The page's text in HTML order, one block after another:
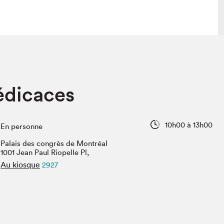
Vidéos et balados
En personne
10h00 à 13h00
Palais des congrès de Montréal
1001 Jean Paul Riopelle Pl,
Au kiosque 2927